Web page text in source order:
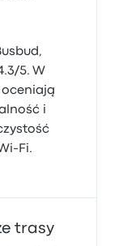
5. W
i
Fi.
trasy